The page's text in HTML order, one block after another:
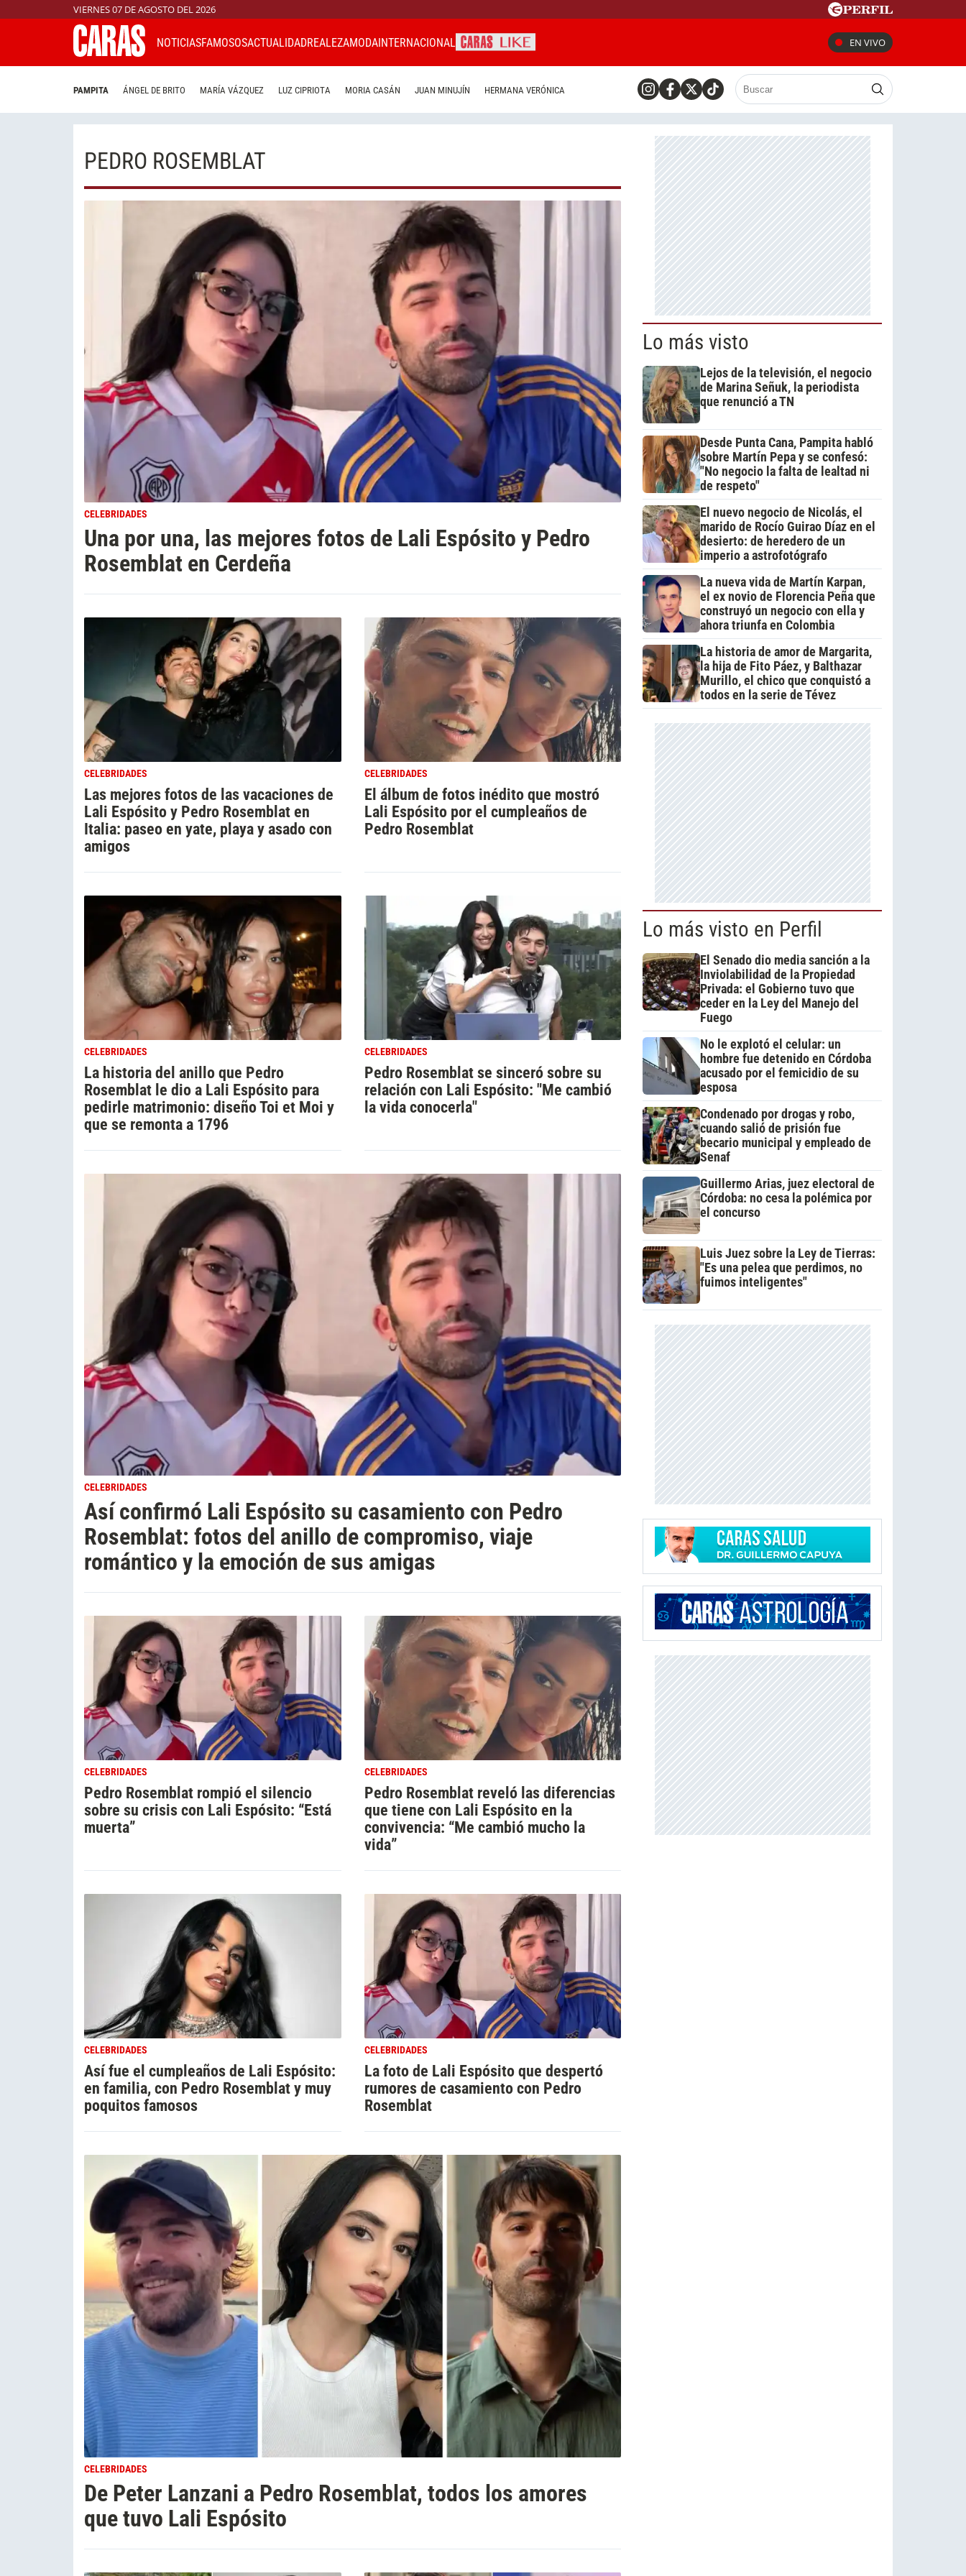
VIERNES 07 DE AGOSTO DEL 2026
NOTICIASFAMOSOSACTUALIDADREALEZAMODAINTERNACIONAL EN VIVO
PAMPITA ÁNGEL DE BRITO MARÍA VÁZQUEZ LUZ CIPRIOTA MORIA CASÁN JUAN MINUJÍN HERMANA VERÓNICA
PEDRO ROSEMBLAT
CELEBRIDADES
Una por una, las mejores fotos de Lali Espósito y Pedro
Rosemblat en Cerdeña
CELEBRIDADES
Las mejores fotos de las vacaciones de
Lali Espósito y Pedro Rosemblat en
Italia: paseo en yate, playa y asado con
amigos
CELEBRIDADES
El álbum de fotos inédito que mostró
Lali Espósito por el cumpleaños de
Pedro Rosemblat
CELEBRIDADES
La historia del anillo que Pedro
Rosemblat le dio a Lali Espósito para
pedirle matrimonio: diseño Toi et Moi y
que se remonta a 1796
CELEBRIDADES
Pedro Rosemblat se sinceró sobre su
relación con Lali Espósito: "Me cambió
la vida conocerla"
CELEBRIDADES
Así confirmó Lali Espósito su casamiento con Pedro
Rosemblat: fotos del anillo de compromiso, viaje
romántico y la emoción de sus amigas
CELEBRIDADES
Pedro Rosemblat rompió el silencio
sobre su crisis con Lali Espósito: “Está
muerta”
CELEBRIDADES
Pedro Rosemblat reveló las diferencias
que tiene con Lali Espósito en la
convivencia: “Me cambió mucho la
vida”
CELEBRIDADES
Así fue el cumpleaños de Lali Espósito:
en familia, con Pedro Rosemblat y muy
poquitos famosos
CELEBRIDADES
La foto de Lali Espósito que despertó
rumores de casamiento con Pedro
Rosemblat
CELEBRIDADES
De Peter Lanzani a Pedro Rosemblat, todos los amores
que tuvo Lali Espósito
Lo más visto
Lejos de la televisión, el negocio
de Marina Señuk, la periodista
que renunció a TN
Desde Punta Cana, Pampita habló
sobre Martín Pepa y se confesó:
"No negocio la falta de lealtad ni
de respeto"
El nuevo negocio de Nicolás, el
marido de Rocío Guirao Díaz en el
desierto: de heredero de un
imperio a astrofotógrafo
La nueva vida de Martín Karpan,
el ex novio de Florencia Peña que
construyó un negocio con ella y
ahora triunfa en Colombia
La historia de amor de Margarita,
la hija de Fito Páez, y Balthazar
Murillo, el chico que conquistó a
todos en la serie de Tévez
Lo más visto en Perfil
El Senado dio media sanción a la
Inviolabilidad de la Propiedad
Privada: el Gobierno tuvo que
ceder en la Ley del Manejo del
Fuego
No le explotó el celular: un
hombre fue detenido en Córdoba
acusado por el femicidio de su
esposa
Condenado por drogas y robo,
cuando salió de prisión fue
becario municipal y empleado de
Senaf
Guillermo Arias, juez electoral de
Córdoba: no cesa la polémica por
el concurso
Luis Juez sobre la Ley de Tierras:
"Es una pelea que perdimos, no
fuimos inteligentes"